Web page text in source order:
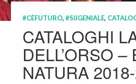
#CÈFUTURO, #SIIGENIALE,
CATALOGHI
DELL’ORSO –
NATURA